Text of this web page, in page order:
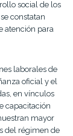
social de los
constatan
atención para
laborales de
oficial y el
en vínculos
capacitación
mayor
del régimen de